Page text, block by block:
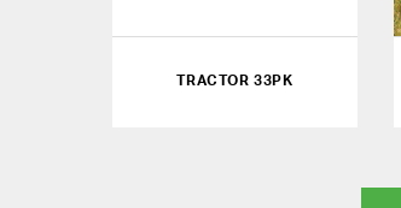
TRACTOR 33PK